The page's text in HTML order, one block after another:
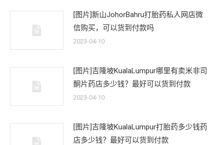
[图片]新山JohorBahru打胎药私人网店微
信购买，可以货到付款吗
2023-04-10
[图片]吉隆坡KualaLumpur哪里有卖米非司
酮片药店多少钱？最好可以货到付款
2023-04-10
[图片]吉隆坡KualaLumpur打胎药多少钱药
店多少钱？最好可以货到付款